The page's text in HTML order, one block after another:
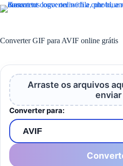
Pular
para
Converter GIF para AVIF online grátis
Arraste os arquivos
enviar
Converter para: